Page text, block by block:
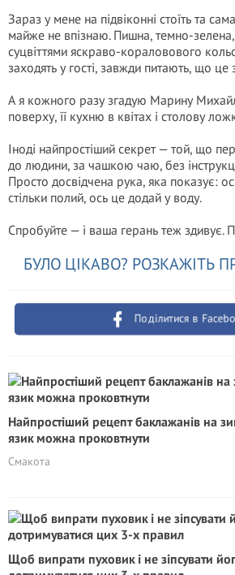
Зараз у мене на підвіконні стоїть та
майже не впізнаю. Пишна, темно-
суцвіттями яскраво-кораловового
заходять у гості, завжди питають, що це
А я кожного разу згадую Марину
поверху, її кухню в квітах і столову
Іноді найпростіший секрет — той, що
до людини, за чашкою чаю, без
Просто досвідчена рука, яка показує:
стільки полий, ось це додай у воду.
Спробуйте — і ваша герань теж здивує.
БУЛО ЦІКАВО? РОЗКАЖІТЬ
Поділитися в
Найпростіший рецепт баклажанів на
язик можна проковтнути
Смакота
Щоб випрати пуховик і не зіпсувати